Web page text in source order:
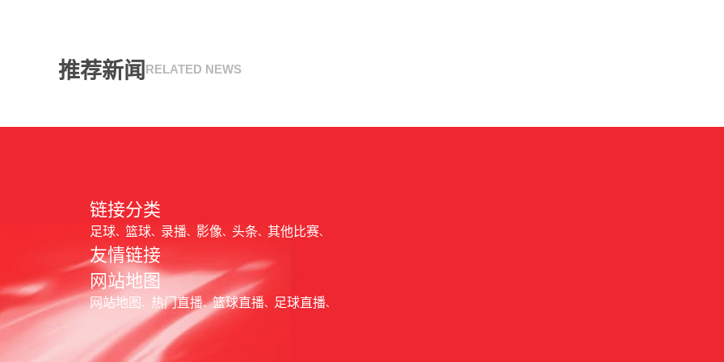
推荐新闻 RELATED NEWS
链接分类
足球 篮球 录播 影像 头条 其他比赛
友情链接
网站地图
网站地图 热门直播 篮球直播 足球直播